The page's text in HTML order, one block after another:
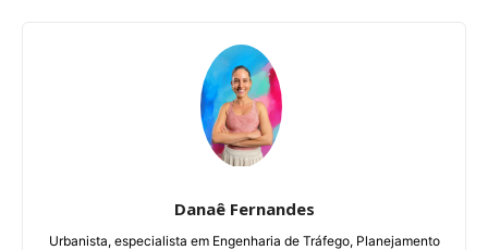
Danaê Fernandes
Urbanista, especialista em Engenharia de Tráfego, Planejamento